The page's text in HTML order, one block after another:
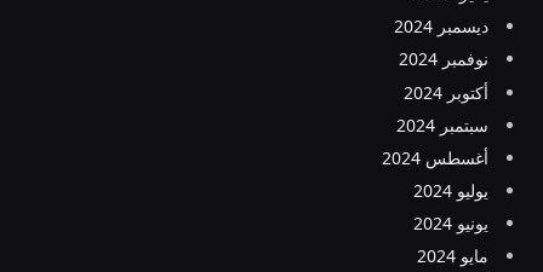
ديسمبر 2024
نوفمبر 2024
أكتوبر 2024
سبتمبر 2024
أغسطس 2024
يوليو 2024
يونيو 2024
مايو 2024